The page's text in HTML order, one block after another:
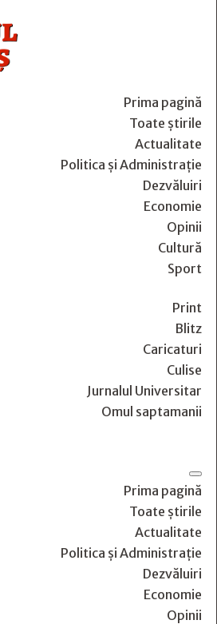
Prima pagină
Toate știrile
Actualitate
Politica și Administrație
Dezvăluiri
Economie
Opinii
Cultură
Sport
Print
Blitz
Caricaturi
Culise
Jurnalul Universitar
Omul saptamanii
Prima pagină
Toate știrile
Actualitate
Politica și Administrație
Dezvăluiri
Economie
Opinii